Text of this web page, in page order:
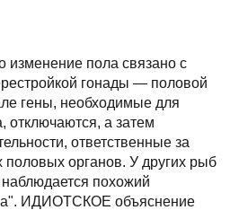
изменение пола связано с
гонады — половой
гены, необходимые для
отключаются, а затем
ответственные за
органов. У других рыб
похожий
ИДИОТСКОЕ объяснение